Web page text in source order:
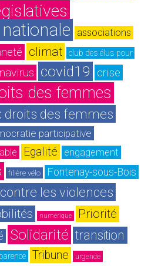
associations
climat club des élus pour
covid19 crise
des femmes
droits des femmes
participative
Egalité engagement
filière vélo Fontenay-sous-Bois
les violences
numérique Priorité
Solidarité transition
Tribune urgence